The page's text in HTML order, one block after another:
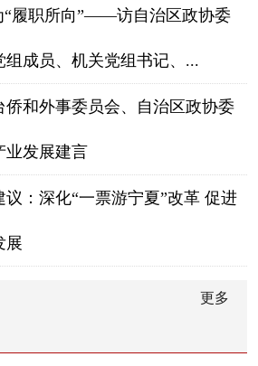
“履职所向”——访自治区政协委
组成员、机关党组书记、...
侨和外事委员会、自治区政协委
业发展建言
议：深化“一票游宁夏”改革 促进
展
更多